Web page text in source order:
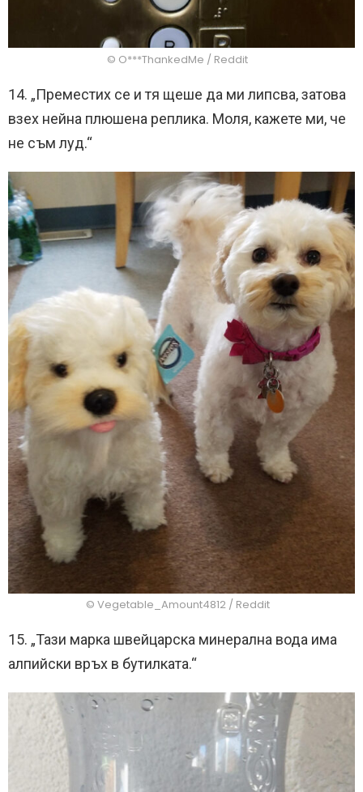
© O***ThankedMe / Reddit
14. „Преместих се и тя щеше да ми липсва, затова
взех нейна плюшена реплика. Моля, кажете ми, че
не съм луд.“
© Vegetable_Amount4812 / Reddit
15. „Тази марка швейцарска минерална вода има
алпийски връх в бутилката.“